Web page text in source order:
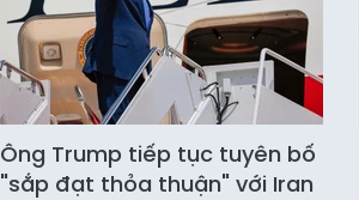
Ông Trump tiếp tục tuyên bố
"sắp đạt thỏa thuận" với Iran